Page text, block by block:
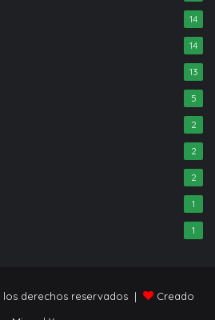
14
14
13
5
2
2
2
1
1
los derechos reservados |
Creado